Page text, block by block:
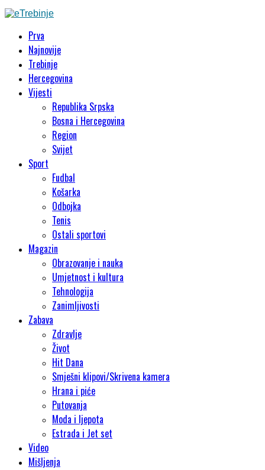
Prva
Najnovije
Trebinje
Hercegovina
Vijesti
Republika Srpska
Bosna i Hercegovina
Region
Svijet
Sport
Fudbal
Košarka
Odbojka
Tenis
Ostali sportovi
Magazin
Obrazovanje i nauka
Umjetnost i kultura
Tehnologija
Zanimljivosti
Zabava
Zdravlje
Život
Hit Dana
Smješni klipovi/Skrivena kamera
Hrana i piće
Putovanja
Moda i ljepota
Estrada i Jet set
Video
Mišljenja